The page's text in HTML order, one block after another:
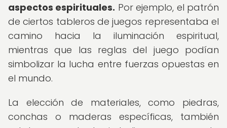
aspectos espirituales. Por ejemplo, el patrón
de ciertos tableros de juegos representaba el
camino hacia la iluminación espiritual,
mientras que las reglas del juego podían
simbolizar la lucha entre fuerzas opuestas en
el mundo.
La elección de materiales, como piedras,
conchas o maderas específicas, también